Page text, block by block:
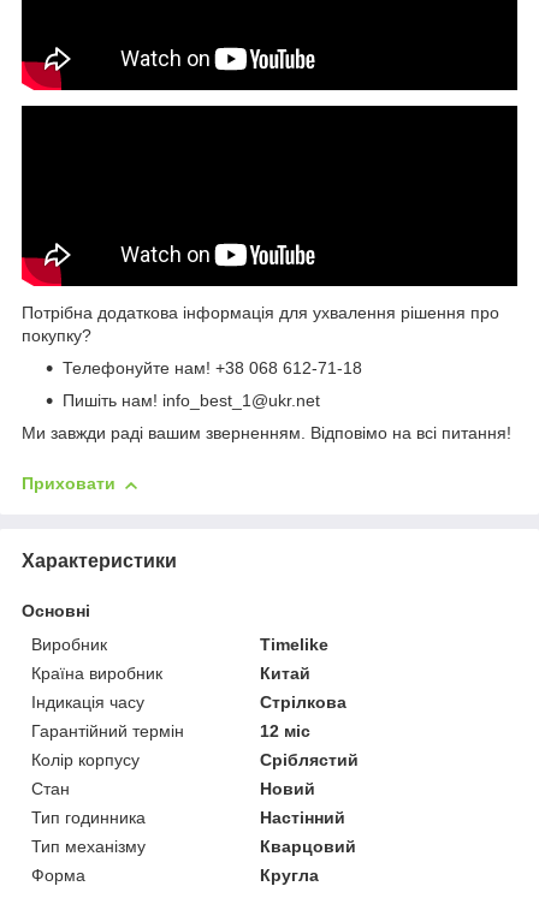
Потрібна додаткова інформація для ухвалення рішення про
покупку?
Телефонуйте нам! +38 068 612-71-18
Пишіть нам! info_best_1@ukr.net
Ми завжди раді вашим зверненням. Відповімо на всі питання!
Приховати
Характеристики
Основні
Виробник
Timelike
Країна виробник
Китай
Індикація часу
Стрілкова
Гарантійний термін
12 міс
Колір корпусу
Сріблястий
Стан
Новий
Тип годинника
Настінний
Тип механізму
Кварцовий
Форма
Кругла